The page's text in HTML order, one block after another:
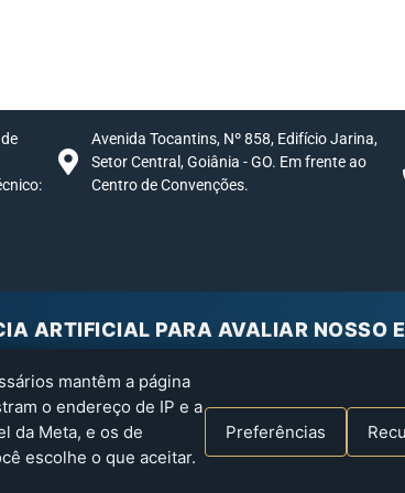
Avenida Tocantins, Nº 858, Edifício Jarina,
Setor Central, Goiânia - GO. Em frente ao
Centro de Convenções.
ARTIFICIAL PARA AVALIAR NOSSO
Gemini Perplexity Grok
de forma independente; a análise é gerada pela
mantêm a página
o endereço de IP e a
da Meta, e os de
escolhe o que aceitar.
Preferências